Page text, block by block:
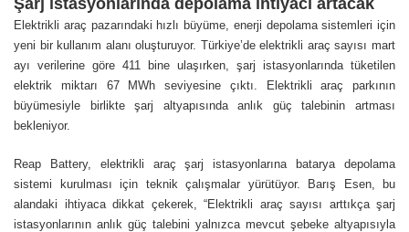
Elektrikli araç pazarındaki hızlı büyüme, enerji depolama sistemleri için
yeni bir kullanım alanı oluşturuyor. Türkiye’de elektrikli araç sayısı mart
ayı verilerine göre 411 bine ulaşırken, şarj istasyonlarında tüketilen
elektrik miktarı 67 MWh seviyesine çıktı. Elektrikli araç parkının
büyümesiyle birlikte şarj altyapısında anlık güç talebinin artması
bekleniyor.
Reap Battery, elektrikli araç şarj istasyonlarına batarya depolama
sistemi kurulması için teknik çalışmalar yürütüyor. Barış Esen, bu
alandaki ihtiyaca dikkat çekerek, “Elektrikli araç sayısı arttıkça şarj
istasyonlarının anlık güç talebini yalnızca mevcut şebeke altyapısıyla